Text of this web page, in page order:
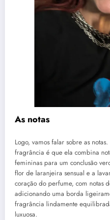
As notas
Logo, vamos falar sobre as
fragrância é que ela combina
femininas para um conclusão
flor de laranjeira sensual e a
coração do perfume, com notas
adicionando uma borda
fragrância lindamente
luxuosa.